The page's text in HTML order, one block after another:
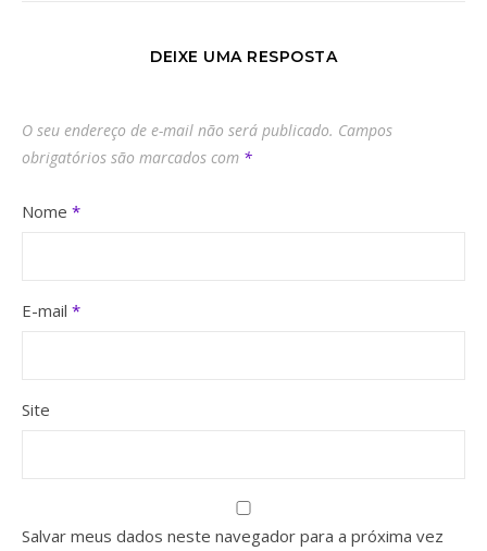
DEIXE UMA RESPOSTA
O seu endereço de e-mail não será publicado. Campos
obrigatórios são marcados com *
Nome *
E-mail *
Site
Salvar meus dados neste navegador para a próxima vez